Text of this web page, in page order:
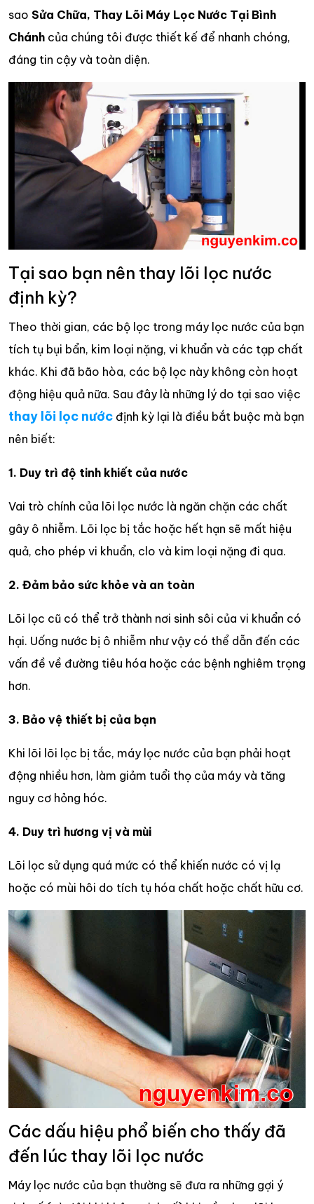
sao Sửa Chữa, Thay Lõi Máy Lọc Nước Tại Bình
Chánh của chúng tôi được thiết kế để nhanh chóng,
đáng tin cậy và toàn diện.
Tại sao bạn nên thay lõi lọc nước
định kỳ?
Theo thời gian, các bộ lọc trong máy lọc nước của bạn
tích tụ bụi bẩn, kim loại nặng, vi khuẩn và các tạp chất
khác. Khi đã bão hòa, các bộ lọc này không còn hoạt
động hiệu quả nữa. Sau đây là những lý do tại sao việc
thay lõi lọc nước định kỳ lại là điều bắt buộc mà bạn
nên biết:
1. Duy trì độ tinh khiết của nước
Vai trò chính của lõi lọc nước là ngăn chặn các chất
gây ô nhiễm. Lõi lọc bị tắc hoặc hết hạn sẽ mất hiệu
quả, cho phép vi khuẩn, clo và kim loại nặng đi qua.
2. Đảm bảo sức khỏe và an toàn
Lõi lọc cũ có thể trở thành nơi sinh sôi của vi khuẩn có
hại. Uống nước bị ô nhiễm như vậy có thể dẫn đến các
vấn đề về đường tiêu hóa hoặc các bệnh nghiêm trọng
hơn.
3. Bảo vệ thiết bị của bạn
Khi lõi lõi lọc bị tắc, máy lọc nước của bạn phải hoạt
động nhiều hơn, làm giảm tuổi thọ của máy và tăng
nguy cơ hỏng hóc.
4. Duy trì hương vị và mùi
Lõi lọc sử dụng quá mức có thể khiến nước có vị lạ
hoặc có mùi hôi do tích tụ hóa chất hoặc chất hữu cơ.
Các dấu hiệu phổ biến cho thấy đã
đến lúc thay lõi lọc nước
Máy lọc nước của bạn thường sẽ đưa ra những gợi ý